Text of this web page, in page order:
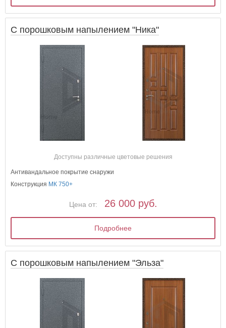
С порошковым напылением "Ника"
Доступны различные цветовые решения
Антивандальное покрытие снаружи
Конструкция МК 750+
Цена от: 26 000 руб.
Подробнее
С порошковым напылением "Эльза"